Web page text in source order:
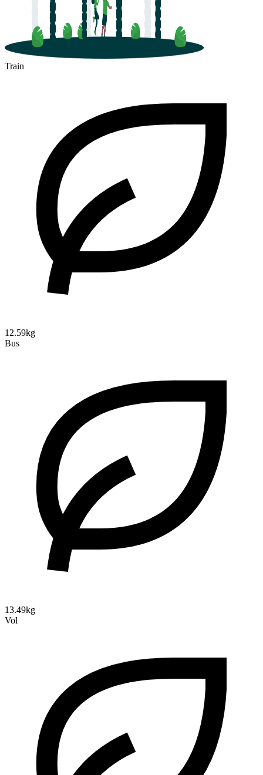
Train
12.59kg
Bus
13.49kg
Vol